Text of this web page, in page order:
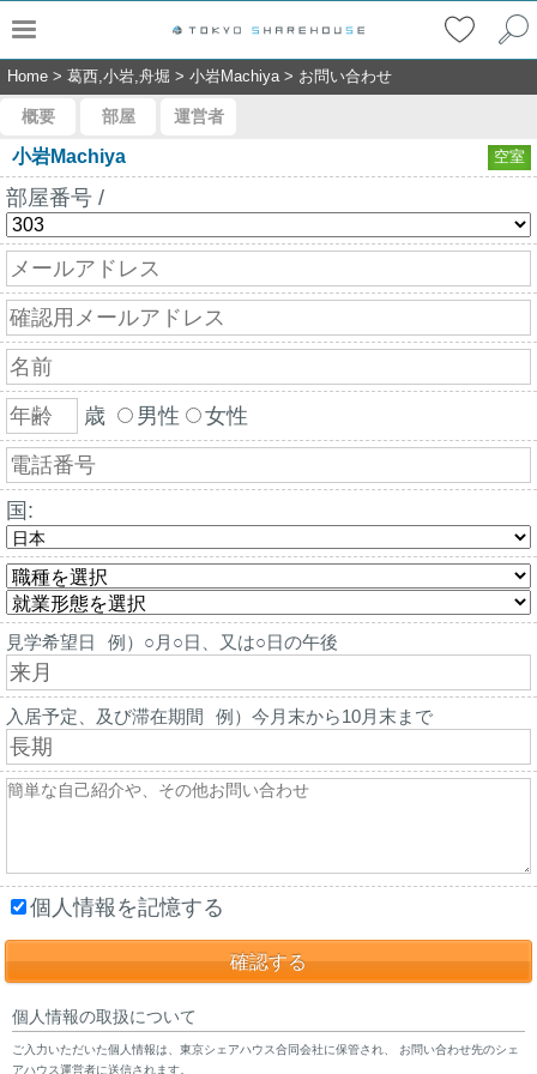
Home > 葛西,小岩,舟堀 > 小岩Machiya> お問い合わせ
概要 部屋 運営者
小岩Machiya 空室
部屋番号 /
歳 男性 女性
国:
見学希望日 例）○月○日、又は○日の午後
入居予定、及び滞在期間 例）今月末から10月末まで
個人情報を記憶する
個人情報の取扱について
ご入力いただいた個人情報は、東京シェアハウス合同会社に保管され、 お問い合わせ先のシェ
アハウス運営者に送信されます。